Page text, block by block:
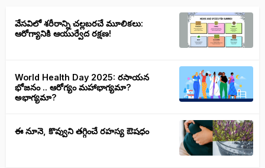
వేసవిలో శరీరాన్ని చల్లబరచే మూలికలు:
ఆరోగ్యానికి ఆయుర్వేద రక్షణ!
World Health Day 2025: రసాయన
భోజనం .. ఆరోగ్యం మహాభాగ్యమా?
అభాగ్యమా?
ఈ నూనె, కొవ్వుని తగ్గించే రహస్య ఔషధం